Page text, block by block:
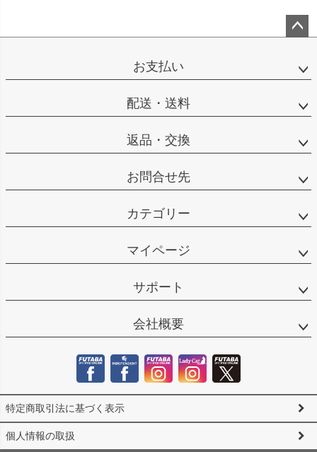
ップ
お支払い
配送・送料
返品・交換
お問合せ先
カテゴリー
マイページ
サポート
会社概要
特定商取引法に基づく表示
個人情報の取扱